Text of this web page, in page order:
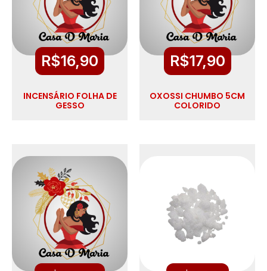
R$16,90
INCENSÁRIO FOLHA DE
GESSO
R$17,90
OXOSSI CHUMBO 5CM
COLORIDO